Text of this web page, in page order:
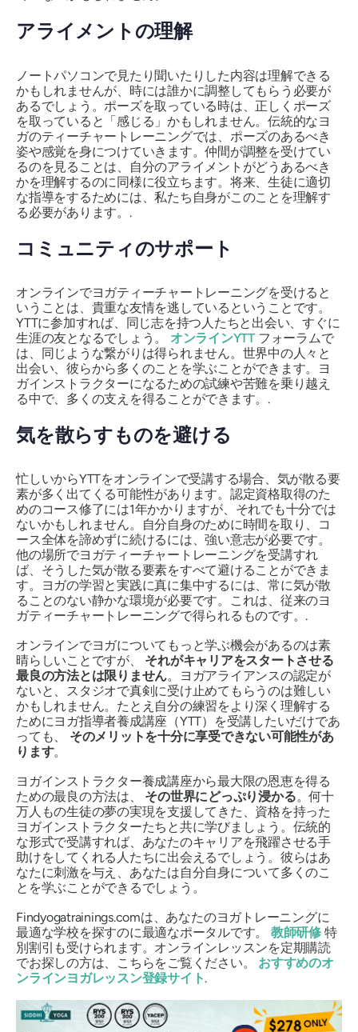
アライメントの理解
ノートパソコンで見たり聞いたりした内容は理解できる
かもしれませんが、時には誰かに調整してもらう必要が
あるでしょう。ポーズを取っている時は、正しくポーズ
を取っていると「感じる」かもしれません。伝統的なヨ
ガのティーチャートレーニングでは、ポーズのあるべき
姿や感覚を身につけていきます。仲間が調整を受けてい
るのを見ることは、自分のアライメントがどうあるべき
かを理解するのに同様に役立ちます。将来、生徒に適切
な指導をするためには、私たち自身がこのことを理解す
る必要があります。.
コミュニティのサポート
オンラインでヨガティーチャートレーニングを受けると
いうことは、貴重な友情を逃しているということです。
YTTに参加すれば、同じ志を持つ人たちと出会い、すぐに
生涯の友となるでしょう。 オンラインYTT フォーラムで
は、同じような繋がりは得られません。世界中の人々と
出会い、彼らから多くのことを学ぶことができます。ヨ
ガインストラクターになるための試練や苦難を乗り越え
る中で、多くの支えを得ることができます。.
気を散らすものを避ける
忙しいからYTTをオンラインで受講する場合、気が散る要
素が多く出てくる可能性があります。認定資格取得のた
めのコース修了には1年かかりますが、それでも十分では
ないかもしれません。自分自身のために時間を取り、コ
ース全体を諦めずに続けるには、強い意志が必要です。
他の場所でヨガティーチャートレーニングを受講すれ
ば、そうした気が散る要素をすべて避けることができま
す。ヨガの学習と実践に真に集中するには、常に気が散
ることのない静かな環境が必要です。これは、従来のヨ
ガティーチャートレーニングで得られるものです。.
オンラインでヨガについてもっと学ぶ機会があるのは素
晴らしいことですが、 それがキャリアをスタートさせる
最良の方法とは限りません。ヨガアライアンスの認定が
ないと、スタジオで真剣に受け止めてもらうのは難しい
かもしれません。たとえ自分の練習をより深く理解する
ためにヨガ指導者養成講座（YTT）を受講したいだけであ
っても、 そのメリットを十分に享受できない可能性があ
ります。
ヨガインストラクター養成講座から最大限の恩恵を得る
ための最良の方法は、 その世界にどっぷり浸かる。何十
万人もの生徒の夢の実現を支援してきた、資格を持った
ヨガインストラクターたちと共に学びましょう。伝統的
な形式で受講すれば、あなたのキャリアを飛躍させる手
助けをしてくれる人たちに出会えるでしょう。彼らはあ
なたに刺激を与え、あなたは自分自身について多くのこ
とを学ぶことができるでしょう。
Findyogatrainings.comは、あなたのヨガトレーニングに
最適な学校を探すのに最適なポータルです。 教師研修 特
別割引も受けられます。オンラインレッスンを定期購読
でお探しの方は、こちらをご覧ください。 おすすめのオ
ンラインヨガレッスン登録サイト.